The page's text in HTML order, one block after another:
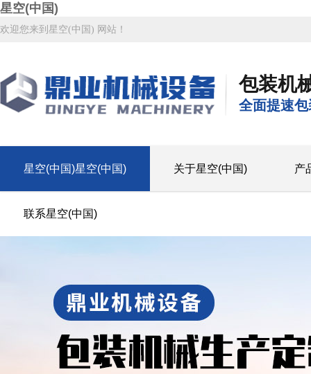
星空(中国)
欢迎您来到星空(中国) 网站！
包装机
全面提速
星空(中国)星空(中国) 关于星空(中国) 产
联系星空(中国)